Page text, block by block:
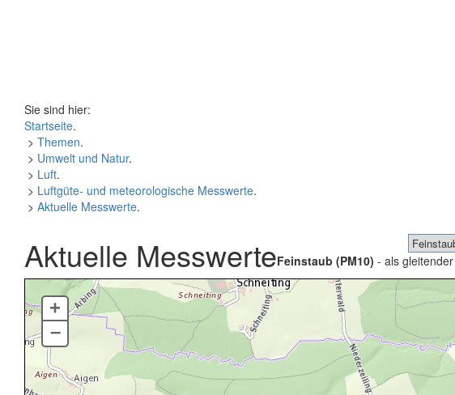
Sie sind hier:
Startseite.
> Themen.
> Umwelt und Natur.
> Luft.
> Luftgüte- und meteorologische Messwerte.
> Aktuelle Messwerte.
Aktuelle MesswerteFeinstaub (PM10) - als
+
–